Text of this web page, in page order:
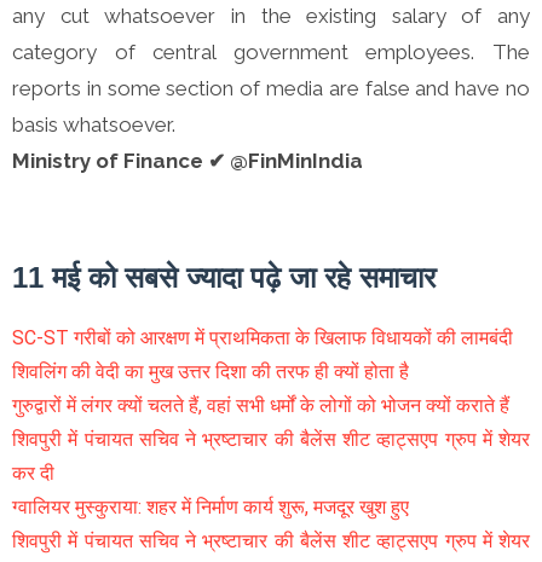
any cut whatsoever in the existing salary of any
category of central government employees. The
reports in some section of media are false and have no
basis whatsoever.
Ministry of Finance ✔ @FinMinIndia
11 मई को सबसे ज्यादा पढ़े जा रहे समाचार
SC-ST गरीबों को आरक्षण में प्राथमिकता के खिलाफ विधायकों की लामबंदी
शिवलिंग की वेदी का मुख उत्तर दिशा की तरफ ही क्यों होता है
गुरुद्वारों में लंगर क्यों चलते हैं, वहां सभी धर्मों के लोगों को भोजन क्यों कराते हैं
शिवपुरी में पंचायत सचिव ने भ्रष्टाचार की बैलेंस शीट व्हाट्सएप ग्रुप में शेयर
कर दी
ग्वालियर मुस्कुराया: शहर में निर्माण कार्य शुरू, मजदूर खुश हुए
शिवपुरी में पंचायत सचिव ने भ्रष्टाचार की बैलेंस शीट व्हाट्सएप ग्रुप में शेयर